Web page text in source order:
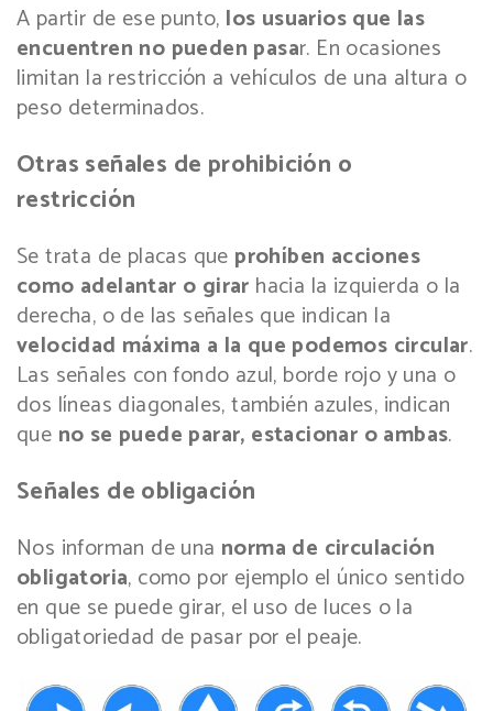
A partir de ese punto, los usuarios que las
encuentren no pueden pasar. En ocasiones
limitan la restricción a vehículos de una altura o
peso determinados.
Otras señales de prohibición o
restricción
Se trata de placas que prohíben acciones
como adelantar o girar hacia la izquierda o la
derecha, o de las señales que indican la
velocidad máxima a la que podemos circular.
Las señales con fondo azul, borde rojo y una o
dos líneas diagonales, también azules, indican
que no se puede parar, estacionar o ambas.
Señales de obligación
Nos informan de una norma de circulación
obligatoria, como por ejemplo el único sentido
en que se puede girar, el uso de luces o la
obligatoriedad de pasar por el peaje.